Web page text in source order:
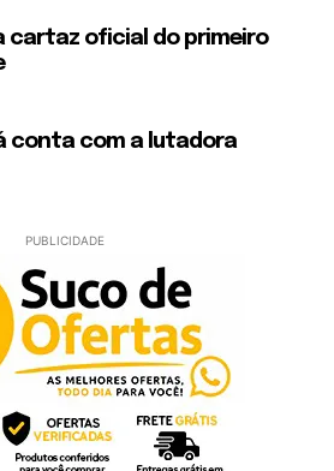
cartaz oficial do primeiro
conta com a lutadora
PUBLICIDADE